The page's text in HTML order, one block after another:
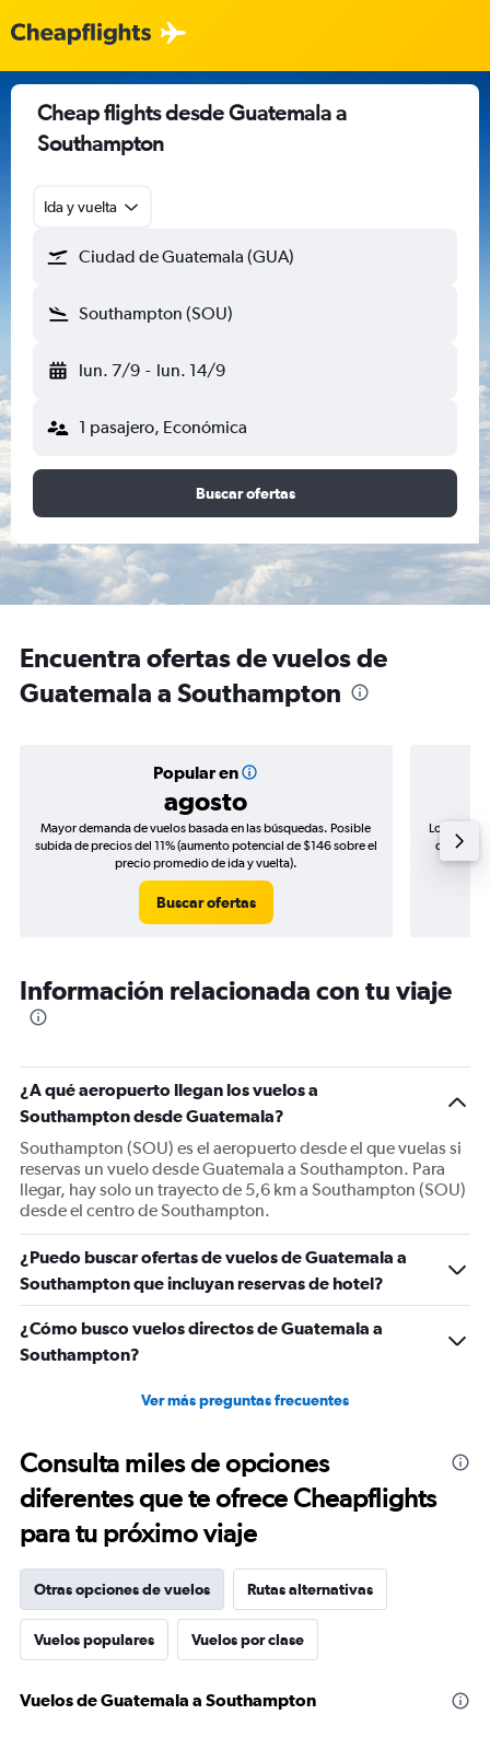
Cheap flights desde Guatemala a
Southampton
Ida y vuelta
Ciudad de Guatemala (GUA)
Southampton (SOU)
lun. 7/9 - lun. 14/9
1 pasajero, Económica
Buscar ofertas
Encuentra ofertas de vuelos de
Guatemala a Southampton
Popular en
agosto
Mayor demanda de vuelos basada en las búsquedas. Posible
subida de precios del 11% (aumento potencial de $146 sobre el
precio promedio de ida y vuelta).
Buscar ofertas
Los
de
Información relacionada con tu viaje
¿A qué aeropuerto llegan los vuelos a
Southampton desde Guatemala?
Southampton (SOU) es el aeropuerto desde el que vuelas si
reservas un vuelo desde Guatemala a Southampton. Para
llegar, hay solo un trayecto de 5,6 km a Southampton (SOU)
desde el centro de Southampton.
¿Puedo buscar ofertas de vuelos de Guatemala a
Southampton que incluyan reservas de hotel?
¿Cómo busco vuelos directos de Guatemala a
Southampton?
Ver más preguntas frecuentes
Consulta miles de opciones
diferentes que te ofrece Cheapflights
para tu próximo viaje
Otras opciones de vuelos Rutas alternativas
Vuelos populares Vuelos por clase
Vuelos de Guatemala a Southampton